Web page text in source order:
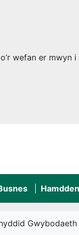
wefan er mwyn i
Gwybodaeth